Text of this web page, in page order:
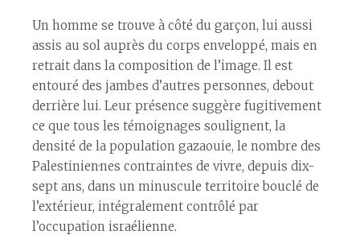
Un homme se trouve à côté du garçon, lui aussi
assis au sol auprès du corps enveloppé, mais en
retrait dans la composition de l’image. Il est
entouré des jambes d’autres personnes, debout
derrière lui. Leur présence suggère fugitivement
ce que tous les témoignages soulignent, la
densité de la population gazaouie, le nombre des
Palestinien·nes contraint·es de vivre, depuis dix-
sept ans, dans un minuscule territoire bouclé de
l’extérieur, intégralement contrôlé par
l’occupation israélienne.